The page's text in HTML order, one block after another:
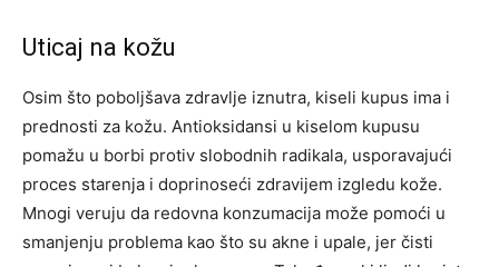
Uticaj na kožu
Osim što poboljšava zdravlje iznutra, kiseli kupus ima i
prednosti za kožu. Antioksidansi u kiselom kupusu
pomažu u borbi protiv slobodnih radikala, usporavajući
proces starenja i doprinoseći zdravijem izgledu kože.
Mnogi veruju da redovna konzumacija može pomoći u
smanjenju problema kao što su akne i upale, jer čisti